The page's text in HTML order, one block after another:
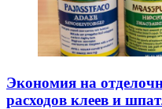
Экономия на
расходов клеев и